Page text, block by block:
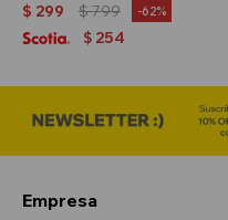
$ 299 $799 62
$ 254
Empresa